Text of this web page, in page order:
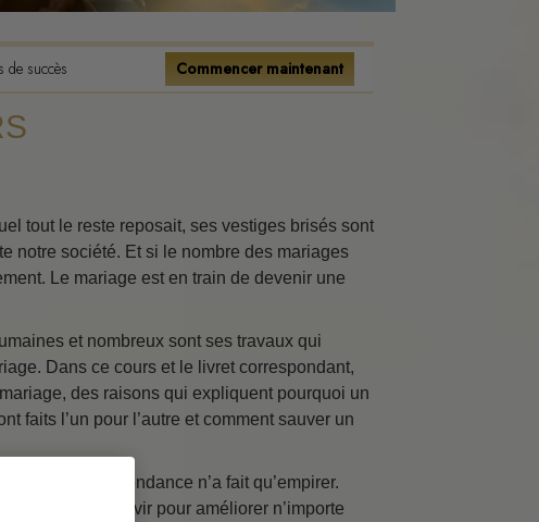
de succès Commencer maintenant
tout le reste reposait, ses vestiges brisés sont
notre société. Et si le nombre des mariages
Le mariage est en train de devenir une
et nombreux sont ses travaux qui
Dans ce cours et le livret correspondant,
des raisons qui expliquent pourquoi un
faits l’un pour l’autre et comment sauver un
la tendance n’a fait qu’empirer.
qui pourront servir pour améliorer n’importe